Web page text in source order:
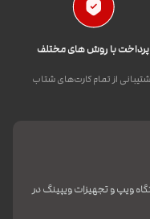
پرداخت با روش های مختلف
از تمام کارت‌های شتاب
ویپ و تجهیزات ویپینگ در